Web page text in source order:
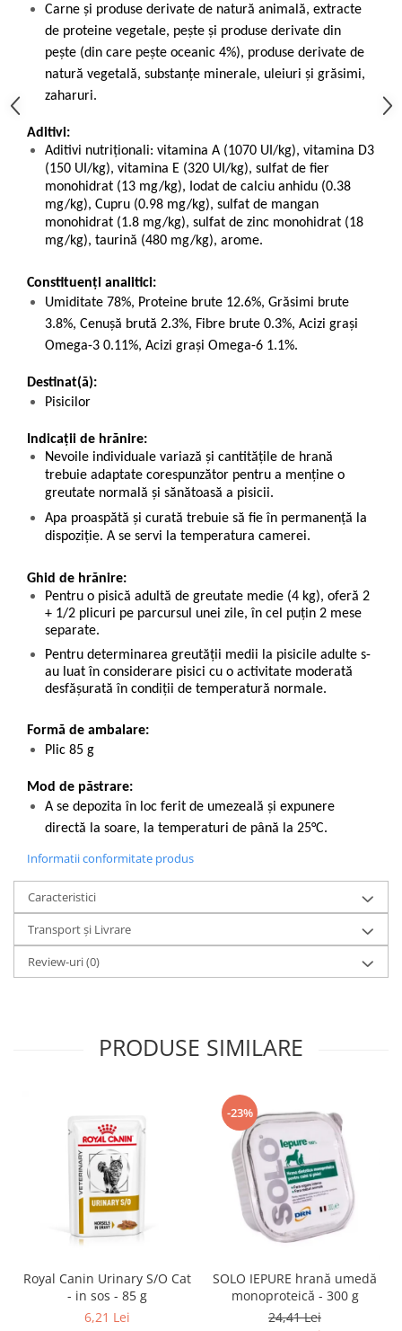
Carne și produse derivate de natură animală, extracte
de proteine vegetale, pește și produse derivate din
pește (din care pește oceanic 4%), produse derivate de
natură vegetală, substanțe minerale, uleiuri și grăsimi,
zaharuri.
Aditivi:
Aditivi nutriționali: vitamina A (1070 UI/kg), vitamina D3
(150 UI/kg), vitamina E (320 UI/kg), sulfat de fier
monohidrat (13 mg/kg), Iodat de calciu anhidu (0.38
mg/kg), Cupru (0.98 mg/kg), sulfat de mangan
monohidrat (1.8 mg/kg), sulfat de zinc monohidrat (18
mg/kg), taurină (480 mg/kg), arome.
Constituenți analitici:
Umiditate 78%, Proteine brute 12.6%, Grăsimi brute
3.8%, Cenușă brută 2.3%, Fibre brute 0.3%, Acizi grași
Omega-3 0.11%, Acizi grași Omega-6 1.1%.
Destinat(ă):
Pisicilor
Indicații de hrănire:
Nevoile individuale variază și cantitățile de hrană
trebuie adaptate corespunzător pentru a menține o
greutate normală și sănătoasă a pisicii.
Apa proaspătă și curată trebuie să fie în permanență la
dispoziție. A se servi la temperatura camerei.
Ghid de hrănire:
Pentru o pisică adultă de greutate medie (4 kg), oferă 2
+ 1/2 plicuri pe parcursul unei zile, în cel puțin 2 mese
separate.
Pentru determinarea greutăţii medii la pisicile adulte s-
au luat în considerare pisici cu o activitate moderată
desfășurată în condiţii de temperatură normale.
Formă de ambalare:
Plic 85 g
Mod de păstrare:
A se depozita în loc ferit de umezeală și expunere
directă la soare, la temperaturi de până la 25°C.
Informatii conformitate produs
Caracteristici
Transport și Livrare
Review-uri(0)
PRODUSE SIMILARE
Royal Canin Urinary S/O Cat
- in sos - 85 g
6,21 Lei
-23%
SOLO IEPURE hrană umedă
monoproteică - 300 g
24,41 Lei